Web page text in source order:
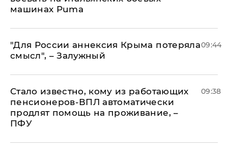
машинах Puma
"Для России аннексия Крыма потеряла
смысл", – Залужный
09:44
Стало известно, кому из работающих
пенсионеров-ВПЛ автоматически
продлят помощь на проживание, –
ПФУ
09:38